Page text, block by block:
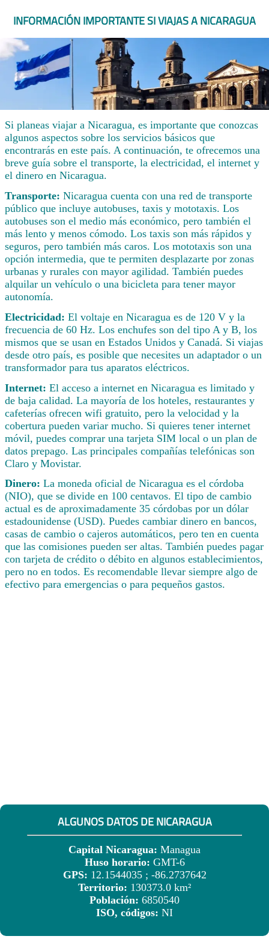
INFORMACIÓN IMPORTANTE SI VIAJAS A NICARAGUA
Si planeas viajar a Nicaragua, es importante que conozcas
algunos aspectos sobre los servicios básicos que
encontrarás en este país. A continuación, te ofrecemos una
breve guía sobre el transporte, la electricidad, el internet y
el dinero en Nicaragua.
Transporte: Nicaragua cuenta con una red de transporte
público que incluye autobuses, taxis y mototaxis. Los
autobuses son el medio más económico, pero también el
más lento y menos cómodo. Los taxis son más rápidos y
seguros, pero también más caros. Los mototaxis son una
opción intermedia, que te permiten desplazarte por zonas
urbanas y rurales con mayor agilidad. También puedes
alquilar un vehículo o una bicicleta para tener mayor
autonomía.
Electricidad: El voltaje en Nicaragua es de 120 V y la
frecuencia de 60 Hz. Los enchufes son del tipo A y B, los
mismos que se usan en Estados Unidos y Canadá. Si viajas
desde otro país, es posible que necesites un adaptador o un
transformador para tus aparatos eléctricos.
Internet: El acceso a internet en Nicaragua es limitado y
de baja calidad. La mayoría de los hoteles, restaurantes y
cafeterías ofrecen wifi gratuito, pero la velocidad y la
cobertura pueden variar mucho. Si quieres tener internet
móvil, puedes comprar una tarjeta SIM local o un plan de
datos prepago. Las principales compañías telefónicas son
Claro y Movistar.
Dinero: La moneda oficial de Nicaragua es el córdoba
(NIO), que se divide en 100 centavos. El tipo de cambio
actual es de aproximadamente 35 córdobas por un dólar
estadounidense (USD). Puedes cambiar dinero en bancos,
casas de cambio o cajeros automáticos, pero ten en cuenta
que las comisiones pueden ser altas. También puedes pagar
con tarjeta de crédito o débito en algunos establecimientos,
pero no en todos. Es recomendable llevar siempre algo de
efectivo para emergencias o para pequeños gastos.
ALGUNOS DATOS DE NICARAGUA
Capital Nicaragua: Managua
Huso horario: GMT-6
GPS: 12.1544035 ; -86.2737642
Territorio: 130373.0 km²
Población: 6850540
ISO, códigos: NI